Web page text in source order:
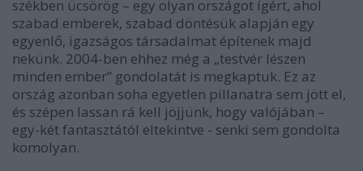
székben ücsörög – egy olyan országot ígért, ahol
szabad emberek, szabad döntésük alapján egy
egyenlő, igazságos társadalmat építenek majd
nekünk. 2004-ben ehhez még a „testvér lészen
minden ember” gondolatát is megkaptuk. Ez az
ország azonban soha egyetlen pillanatra sem jött el,
és szépen lassan rá kell jöjjünk, hogy valójában –
egy-két fantasztától eltekintve - senki sem gondolta
komolyan.